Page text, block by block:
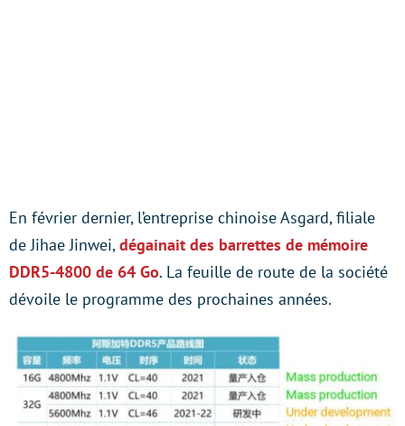
En février dernier, l’entreprise chinoise Asgard, filiale
de Jihae Jinwei,dégainait des barrettes de mémoire
DDR5-4800 de 64 Go. La feuille de route de la société
dévoile le programme des prochaines années.